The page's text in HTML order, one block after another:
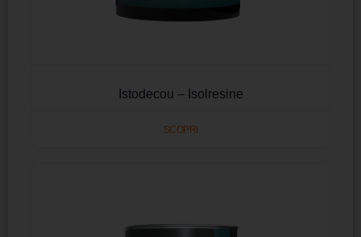
Istodecou – Isolresine
SCOPRI